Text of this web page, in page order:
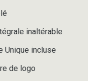
inaltérable
Unique incluse
de logo